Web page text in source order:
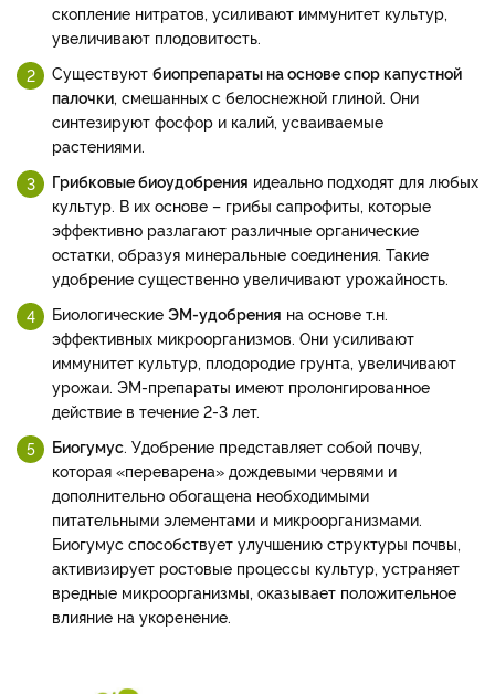
скопление нитратов, усиливают иммунитет культур,
увеличивают плодовитость.
Существуют биопрепараты на основе спор капустной
палочки , смешанных с белоснежной глиной. Они
синтезируют фосфор и калий, усваиваемые
растениями.
Грибковые биоудобрения идеально подходят для любых
культур. В их основе – грибы сапрофиты, которые
эффективно разлагают различные органические
остатки, образуя минеральные соединения. Такие
удобрение существенно увеличивают урожайность.
Биологические ЭМ-удобрения на основе т.н.
эффективных микроорганизмов. Они усиливают
иммунитет культур, плодородие грунта, увеличивают
урожаи. ЭМ-препараты имеют пролонгированное
действие в течение 2-3 лет.
Биогумус . Удобрение представляет собой почву,
которая «переварена» дождевыми червями и
дополнительно обогащена необходимыми
питательными элементами и микроорганизмами.
Биогумус способствует улучшению структуры почвы,
активизирует ростовые процессы культур, устраняет
вредные микроорганизмы, оказывает положительное
влияние на укоренение.